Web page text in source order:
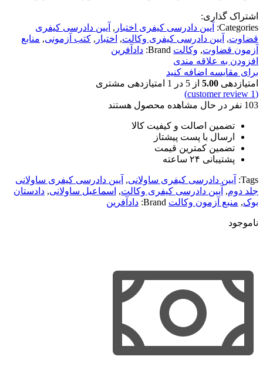
اشتراک گذاری:
Categories:
آیین دادرسی کیفری اختبار , آیین دادرسی کیفری
قضاوت, آیین دادرسی کیفری وکالت, اختبار , کتب آزمونی, منابع
آزمون قضاوت, وکالت Brand: دادآفرین
افزودن به علاقه مندی
برای مقایسه اضافه کنید
امتیازدهی 5.00 از 5 در 1 امتیازدهی مشتری
(
1
103 نفر در حال مشاهده محصول هستند
تضمین اصالت و کیفیت کالا
ارسال با پست پیشتاز
تضمین کمترین قیمت
پشتیبانی ۲۴ ساعته
Tags: آیین دادرسی کیفری ساولانی, آیین دادرسی کیفری ساولانی
جلد دوم, آیین دادرسی کیفری وکالت, اسماعیل ساولانی, دادستان
بوک, منبع آزمون وکالت Brand: دادآفرین
ناموجود